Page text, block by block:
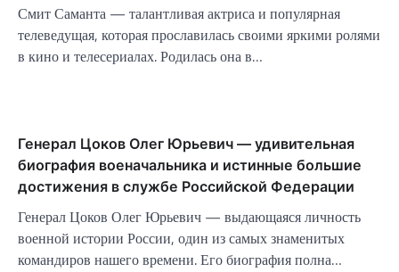
Смит Саманта — талантливая актриса и популярная
телеведущая, которая прославилась своими яркими ролями
в кино и телесериалах. Родилась она в…
Генерал Цоков Олег Юрьевич — удивительная
биография военачальника и истинные большие
достижения в службе Российской Федерации
Генерал Цоков Олег Юрьевич — выдающаяся личность
военной истории России, один из самых знаменитых
командиров нашего времени. Его биография полна…